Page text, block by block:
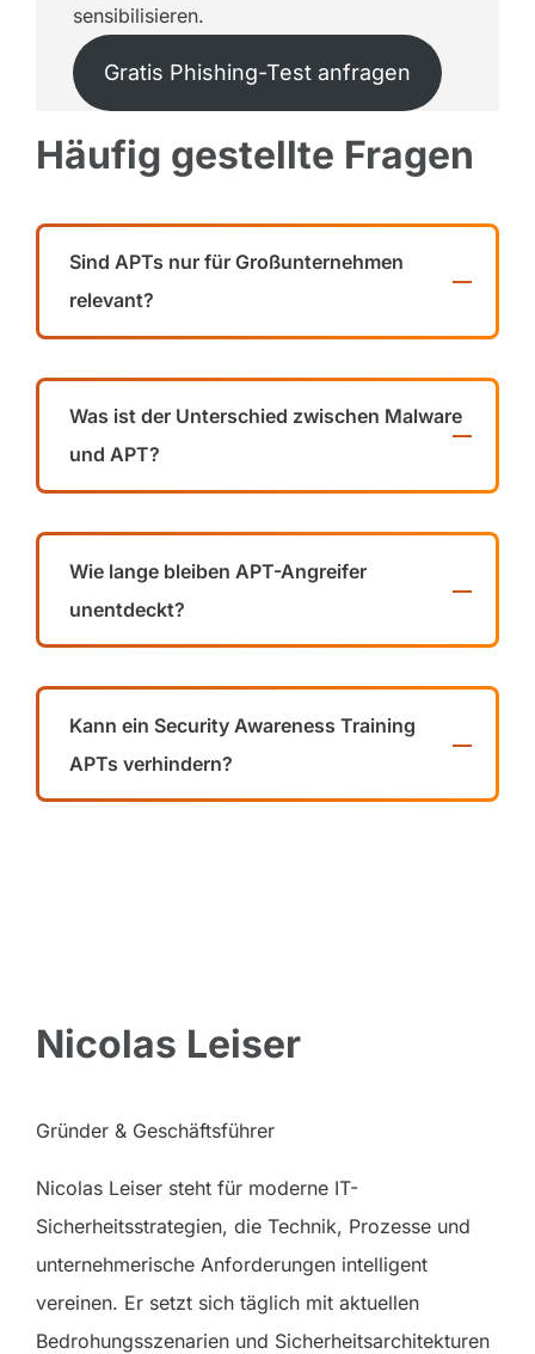
sensibilisieren.
Gratis Phishing-Test anfragen
Häufig gestellte Fragen
Sind APTs nur für Großunternehmen
relevant?
Was ist der Unterschied zwischen Malware
und APT?
Wie lange bleiben APT-Angreifer
unentdeckt?
Kann ein Security Awareness Training
APTs verhindern?
Nicolas Leiser
Gründer & Geschäftsführer
Nicolas Leiser steht für moderne IT-
Sicherheitsstrategien, die Technik, Prozesse und
unternehmerische Anforderungen intelligent
vereinen. Er setzt sich täglich mit aktuellen
Bedrohungsszenarien und Sicherheitsarchitekturen